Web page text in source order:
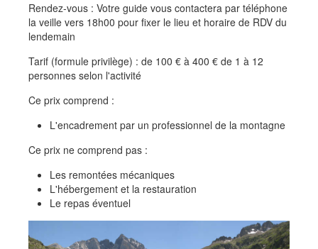
Rendez-vous : Votre guide vous contactera par téléphone
la veille vers 18h00 pour fixer le lieu et horaire de RDV du
lendemain
Tarif (formule privilège) : de 100 € à 400 € de 1 à 12
personnes selon l'activité
Ce prix comprend :
L'encadrement par un professionnel de la montagne
Ce prix ne comprend pas :
Les remontées mécaniques
L'hébergement et la restauration
Le repas éventuel